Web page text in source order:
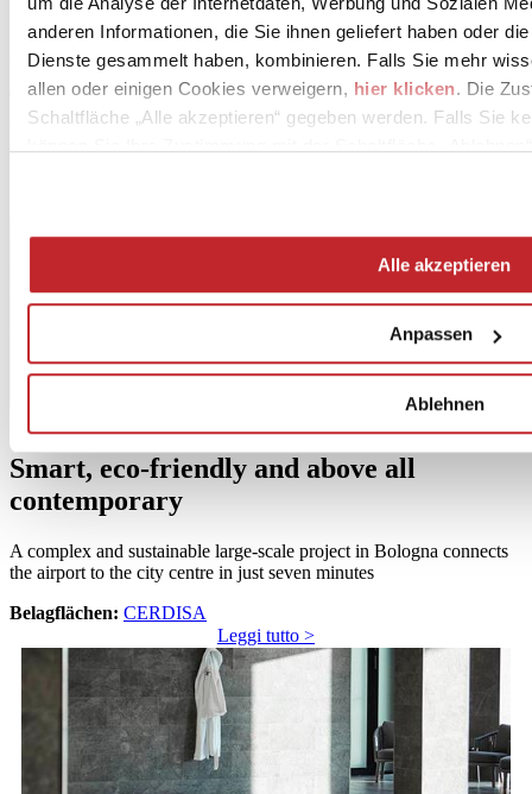
anderen Informationen, die Sie ihnen geliefert haben oder
Dienste gesammelt haben, kombinieren. Falls Sie mehr
allen oder einigen Cookies verweigern, hier klicken. Die
Schaltfläche „Alle akzeptieren“ gegeben werden. Falls Sie
Alle akzeptieren
Anpassen
Ablehnen
A facelift and functional upgrade
The remodelling of a late 1960s apartment building in Milan
achieves a major energy upgrade and functional improvement while
Marconi Express People Mover - Bologna - Bologna
Smart, eco-friendly and above all
contemporary
A complex and sustainable large-scale project in Bologna connects
the airport to the city centre in just seven minutes
Belagflächen: CERDISA
Leggi tutto >